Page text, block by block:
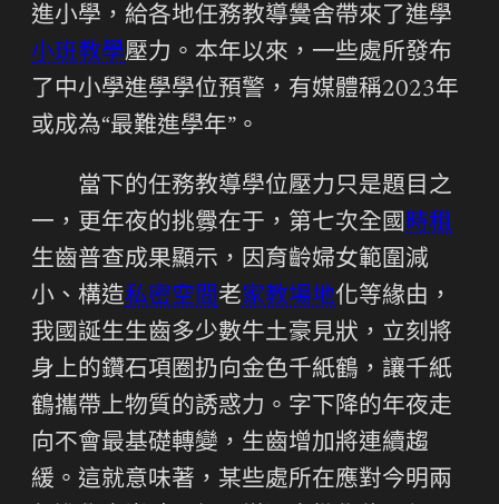
進小學，給各地任務教導黌舍帶來了進學
小班教學壓力。本年以來，一些處所發布
了中小學進學學位預警，有媒體稱2023年
或成為“最難進學年”。
當下的任務教導學位壓力只是題目之
一，更年夜的挑釁在于，第七次全國時租
生齒普查成果顯示，因育齡婦女範圍減
小、構造私密空間老家教場地化等緣由，
我國誕生生齒多少數牛土豪見狀，立刻將
身上的鑽石項圈扔向金色千紙鶴，讓千紙
鶴攜帶上物質的誘惑力。字下降的年夜走
向不會最基礎轉變，生齒增加將連續趨
緩。這就意味著，某些處所在應對今明兩